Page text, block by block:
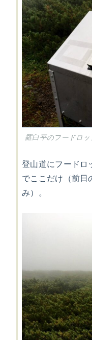
羅臼平のフードロッ
登山道にフードロ
でここだけ（前日
み）。